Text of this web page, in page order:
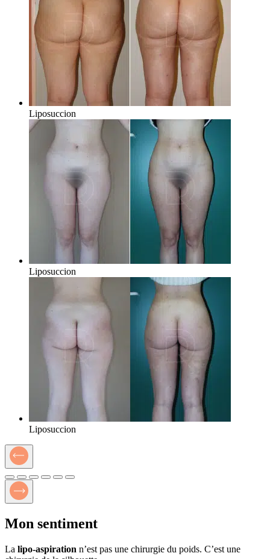
Liposuccion
Liposuccion
Liposuccion
Mon sentiment
La lipo-aspiration n’est pas une chirurgie du poids. C’est une